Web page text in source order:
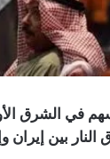
في الشرق
بين إيران